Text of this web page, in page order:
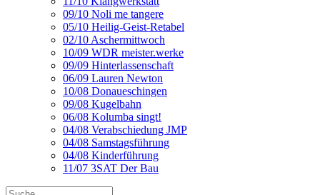
09/10 Noli me tangere
05/10 Heilig-Geist-Retabel
02/10 Aschermittwoch
10/09 WDR meister.werke
09/09 Hinterlassenschaft
06/09 Lauren Newton
10/08 Donaueschingen
09/08 Kugelbahn
06/08 Kolumba singt!
04/08 Verabschiedung JMP
04/08 Samstagsführung
04/08 Kinderführung
11/07 3SAT Der Bau